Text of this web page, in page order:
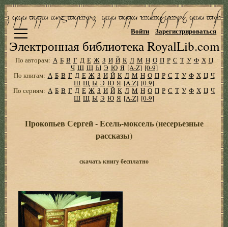
Электронная библиотека RoyalLib.com
Войти Зарегистрироваться
По авторам: А Б В Г Д Е Ж З И Й К Л М Н О П Р С Т У Ф Х Ц
Ч Ш Щ Ы Э Ю Я [A-Z] [0-9]
По книгам: А Б В Г Д Е Ж З И Й К Л М Н О П Р С Т У Ф Х Ц Ч
Ш Щ Ы Э Ю Я [A-Z] [0-9]
По сериям: А Б В Г Д Е Ж З И Й К Л М Н О П Р С Т У Ф Х Ц Ч
Ш Щ Ы Э Ю Я [A-Z] [0-9]
Прокопьев Сергей - Есель-моксель (несерьезные
рассказы)
скачать книгу бесплатно